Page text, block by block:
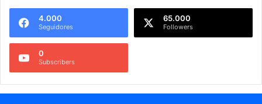
4.000
Seguidores
65.000
Followers
0
Subscribers